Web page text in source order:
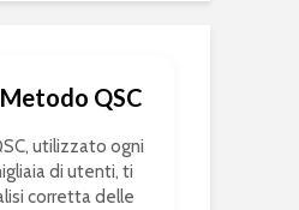
QSC
utilizzato ogni
di utenti, ti
corretta delle